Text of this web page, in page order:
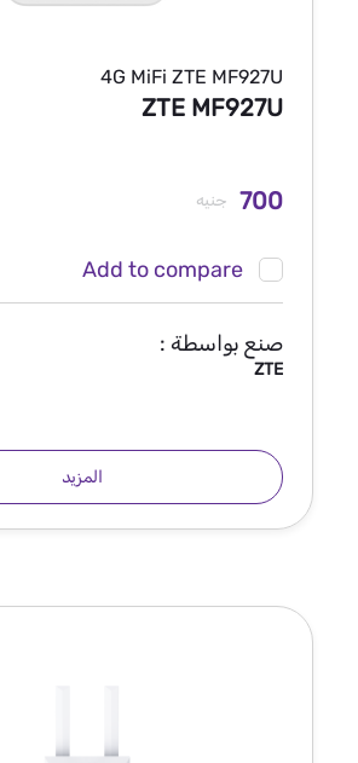
4G MiFi ZTE MF927U
ZTE MF927U
700 جنيه
Add to compare
صنع بواسطة :
ZTE
المزيد